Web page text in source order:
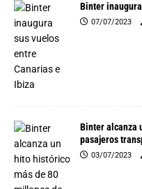
Binter
07/07/2023
Binter alcanza
pasajeros
03/07/2023